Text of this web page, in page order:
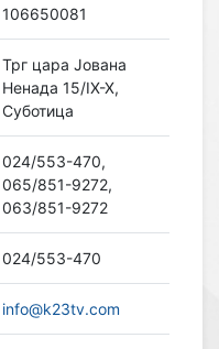
106650081
Трг цара Јована
Ненада 15/IX-X,
Суботица
024/553-470,
065/851-9272,
063/851-9272
024/553-470
info@k23tv.com